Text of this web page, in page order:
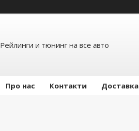
Рейлинги и тюнинг на все авто
Про нас Контакти